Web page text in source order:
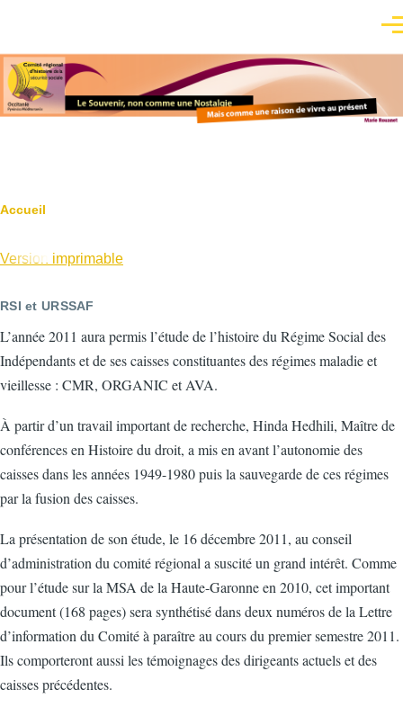
Fil
d'Ariane
Accueil
Version imprimable
RSI et URSSAF
L’année 2011 aura permis l’étude de l’histoire du Régime Social des
Indépendants et de ses caisses constituantes des régimes maladie et
vieillesse : CMR, ORGANIC et AVA.
À partir d’un travail important de recherche, Hinda Hedhili, Maître de
conférences en Histoire du droit, a mis en avant l’autonomie des
caisses dans les années 1949-1980 puis la sauvegarde de ces régimes
par la fusion des caisses.
La présentation de son étude, le 16 décembre 2011, au conseil
d’administration du comité régional a suscité un grand intérêt. Comme
pour l’étude sur la MSA de la Haute-Garonne en 2010, cet important
document (168 pages) sera synthétisé dans deux numéros de la Lettre
d’information du Comité à paraître au cours du premier semestre 2011.
Ils comporteront aussi les témoignages des dirigeants actuels et des
caisses précédentes.